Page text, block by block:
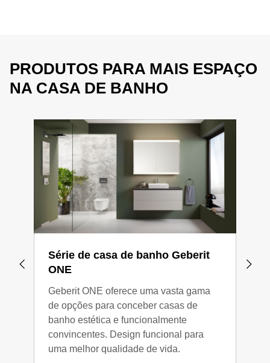
PRODUTOS PARA MAIS ESPAÇO
NA CASA DE BANHO
Série de casa de banho Geberit
ONE
Geberit ONE oferece uma vasta gama
de opções para conceber casas de
banho estética e funcionalmente
convincentes. Design funcional para
uma melhor qualidade de vida.